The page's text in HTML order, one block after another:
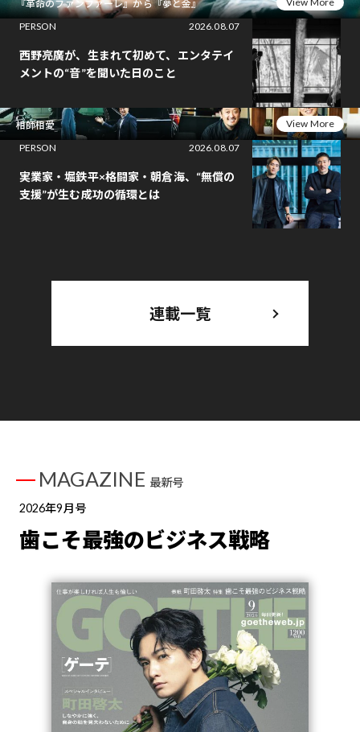
『革命のファンファーレ』から『夢と金』
PERSON
2026.08.07
西野亮廣が、生まれて初めて、エンタテイ
メントの“音”を聞いた日のこと
相師相愛
View More
PERSON
2026.08.07
実業家・堀鉄平×格闘家・朝倉海、“無償の
支援”が生む成功の循環とは
連載一覧
MAGAZINE 最新号
2026年9月号
歯こそ最強のビジネス戦略